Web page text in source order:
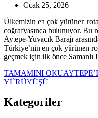
Ocak 25, 2026
Ülkemizin en çok yürünen
coğrafyasında bulunuyor. Bu
Aytepe-Yuvacık Barajı
Türkiye’nin en çok yürünen
geçmek için ilk önce Samanlı
TAMAMINI OKU
YÜRÜYÜŞÜ
Kategoriler